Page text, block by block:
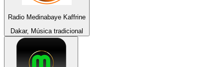
Radio Medinabaye Kaffrine
Dakar, Música tradicional